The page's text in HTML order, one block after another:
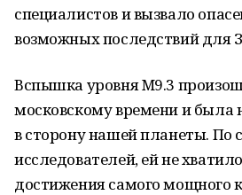
специалистов и вызвало
возможных последствий для
Вспышка уровня M9.3
московскому времени и была
в сторону нашей планеты. По
исследователей, ей не
достижения самого мощного